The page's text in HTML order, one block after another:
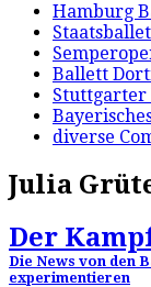
Hamburg
Ballett
Stuttgarter
diverse
Julia
Der
Die News von den
experimentieren